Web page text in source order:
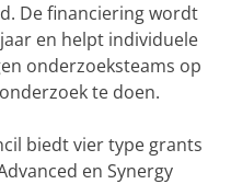
De financiering wordt
en helpt individuele
onderzoeksteams op
te doen.
biedt vier type grants
en Synergy